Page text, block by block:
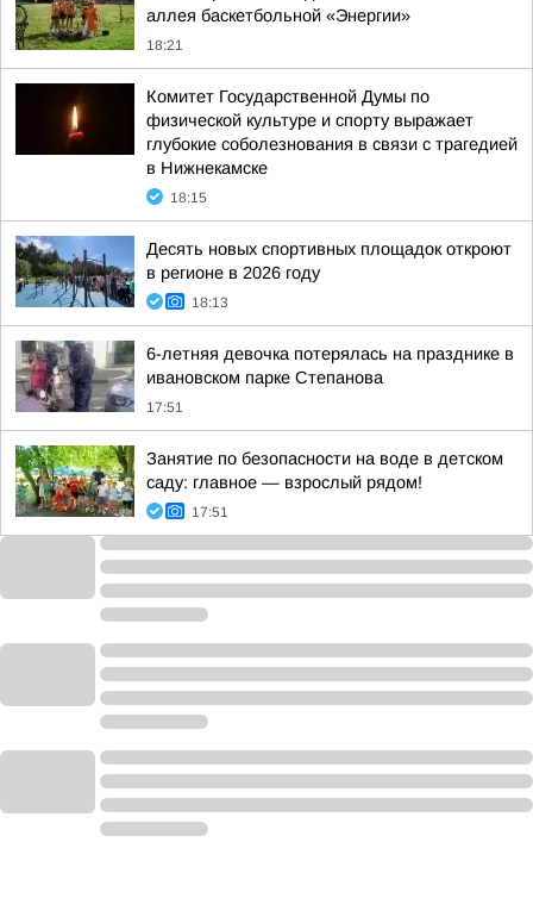
аллея баскетбольной «Энергии»
18:21
Комитет Государственной Думы по
физической культуре и спорту выражает
глубокие соболезнования в связи с трагедией
в Нижнекамске
18:15
Десять новых спортивных площадок откроют
в регионе в 2026 году
18:13
6-летняя девочка потерялась на празднике в
ивановском парке Степанова
17:51
Занятие по безопасности на воде в детском
саду: главное — взрослый рядом!
17:51